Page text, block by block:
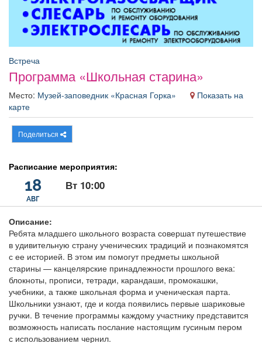
Работа Транспорт
Афиша Обучение Проекты
Товары
ТВ программа Я - пенсионер
Встреча
Программа «Школьная старина»
Место: Музей-заповедник «Красная Горка»
Показать на
карте
Поделиться
Расписание мероприятия:
18
АВГ
Вт 10:00
Описание:
Ребята младшего школьного возраста совершат путешествие
в удивительную страну ученических традиций и познакомятся
с ее историей. В этом им помогут предметы школьной
старины — канцелярские принадлежности прошлого века:
блокноты, прописи, тетради, карандаши, промокашки,
учебники, а также школьная форма и ученическая парта.
Школьники узнают, где и когда появились первые шариковые
ручки. В течение программы каждому участнику представится
возможность написать послание настоящим гусиным пером
с использованием чернил.